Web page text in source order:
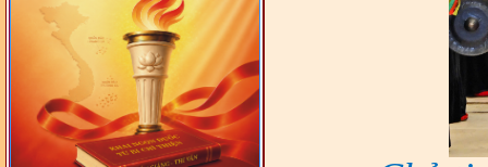
PGHH NHIỆM KỲ VI (2024-
2029) CHO TRỊ SỰ VIÊN
TRUNG ƯƠNG, BAN ĐẠI
DIỆN TỈNH VÀ GIÁO LÝ
VIÊN - CHUYÊN ĐỀ: SỰ RA
ĐỜI, BẢN CHẤT, CHỨC
NĂNG VÀ HÌNH THỨC CỦA
NƯỚC CHXHCN VIỆT NAM